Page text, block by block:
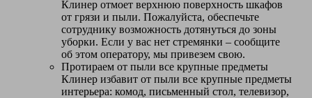
Клинер отмоет верхнюю поверхность шкафов
от грязи и пыли. Пожалуйста, обеспечьте
сотруднику возможность дотянуться до зоны
уборки. Если у вас нет стремянки – сообщите
об этом оператору, мы привезем свою.
Протираем от пыли все крупные предметы
Клинер избавит от пыли все крупные предметы
интерьера: комод, письменный стол, телевизор,